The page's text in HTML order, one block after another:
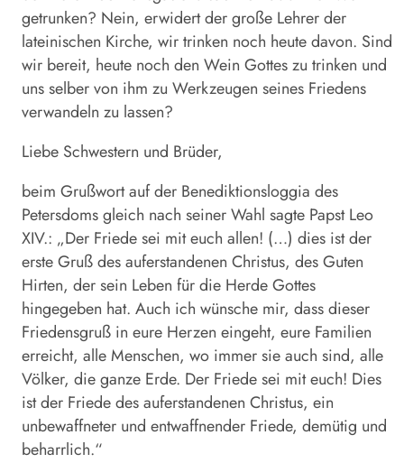
getrunken? Nein, erwidert der große Lehrer der
lateinischen Kirche, wir trinken noch heute davon. Sind
wir bereit, heute noch den Wein Gottes zu trinken und
uns selber von ihm zu Werkzeugen seines Friedens
verwandeln zu lassen?
Liebe Schwestern und Brüder,
beim Grußwort auf der Benediktionsloggia des
Petersdoms gleich nach seiner Wahl sagte Papst Leo
XIV.: „Der Friede sei mit euch allen! (…) dies ist der
erste Gruß des auferstandenen Christus, des Guten
Hirten, der sein Leben für die Herde Gottes
hingegeben hat. Auch ich wünsche mir, dass dieser
Friedensgruß in eure Herzen eingeht, eure Familien
erreicht, alle Menschen, wo immer sie auch sind, alle
Völker, die ganze Erde. Der Friede sei mit euch! Dies
ist der Friede des auferstandenen Christus, ein
unbewaffneter und entwaffnender Friede, demütig und
beharrlich.“